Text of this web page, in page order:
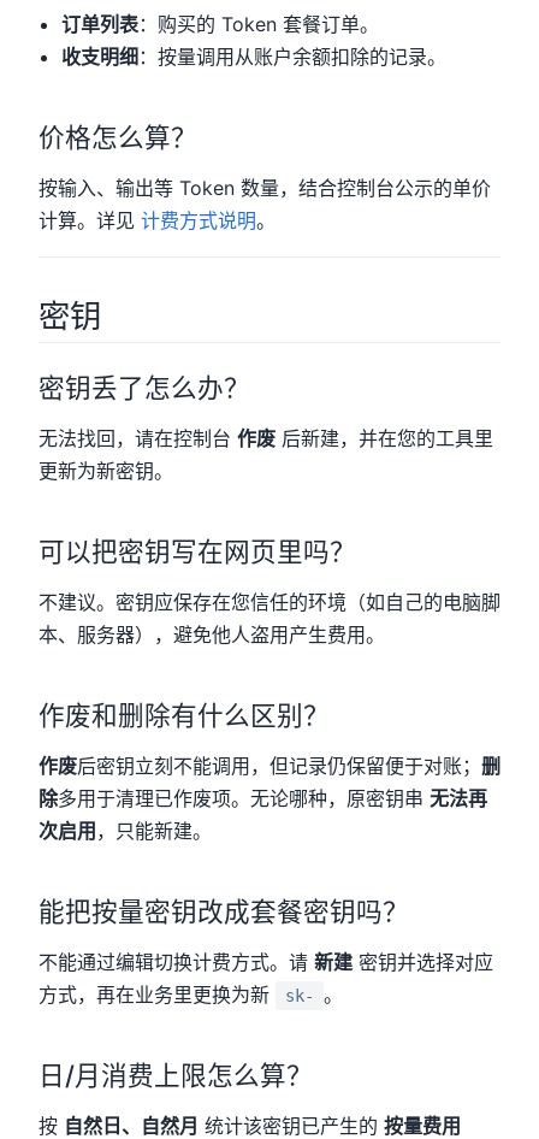
订单列表：购买的 Token 套餐订单。
收支明细：按量调用从账户余额扣除的记录。
价格怎么算？
按输入、输出等 Token 数量，结合控制台公示的单价
计算。详见 计费方式说明。
密钥
密钥丢了怎么办？
无法找回，请在控制台 作废 后新建，并在您的工具里
更新为新密钥。
可以把密钥写在网页里吗？
不建议。密钥应保存在您信任的环境（如自己的电脑脚
本、服务器），避免他人盗用产生费用。
作废和删除有什么区别？
作废后密钥立刻不能调用，但记录仍保留便于对账； 删
除多用于清理已作废项。无论哪种，原密钥串 无法再
次启用，只能新建。
能把按量密钥改成套餐密钥吗？
不能通过编辑切换计费方式。请 新建 密钥并选择对应
方式，再在业务里更换为新
sk- 。
日/月消费上限怎么算？
按 自然日、自然月 统计该密钥已产生的 按量费用